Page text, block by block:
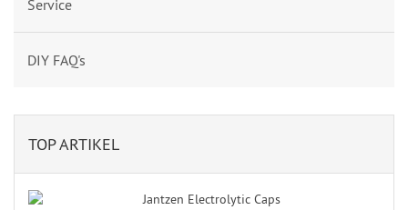
Service
DIY FAQ's
TOP ARTIKEL